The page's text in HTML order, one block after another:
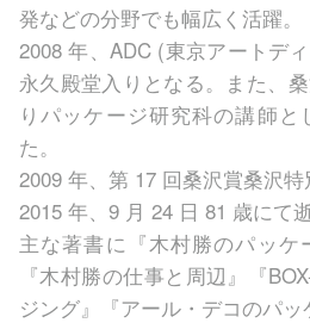
発などの分野でも幅広く活躍。
2008 年、ADC (東京アートデ
永久殿堂入りとなる。また、
りパッケージ研究科の講師と
た。
2009 年、第 17 回桑沢賞桑沢特
2015 年、9 月 24 日 81 歳にて逝
主な著書に『木村勝のパッケ
『木村勝の仕事と周辺』『
ジング』『アール・デコのパッ